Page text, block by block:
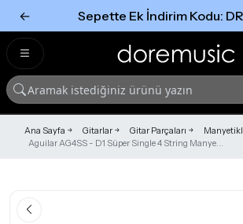
← Sepette Ek İndirim Kodu:
Ana Sayfa Gitarlar Gitar Parçaları
Aguilar AG4SS - D1 Süper Single 4 String Manye...